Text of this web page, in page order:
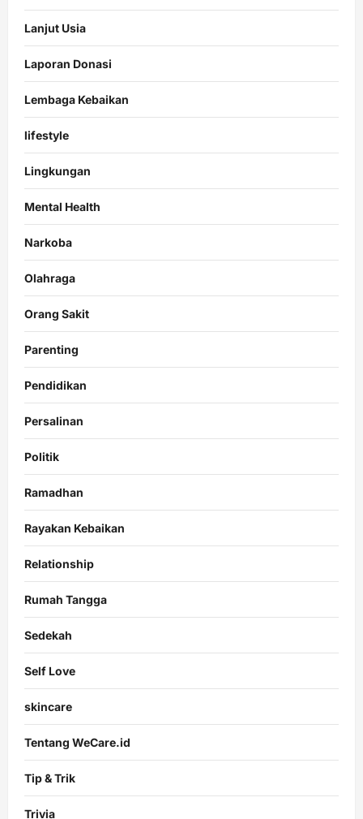
Lanjut Usia
Laporan Donasi
Lembaga Kebaikan
lifestyle
Lingkungan
Mental Health
Narkoba
Olahraga
Orang Sakit
Parenting
Pendidikan
Persalinan
Politik
Ramadhan
Rayakan Kebaikan
Relationship
Rumah Tangga
Sedekah
Self Love
skincare
Tentang WeCare.id
Tip & Trik
Trivia